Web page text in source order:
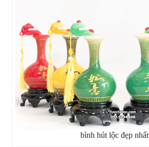
bình hút lộc đẹp nhất